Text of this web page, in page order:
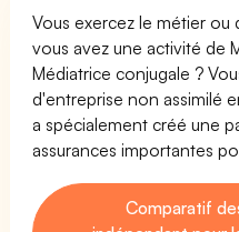
Vous exercez le métier
vous avez une activité de
Médiatrice conjugale ?
d'entreprise non assimilé
a spécialement créé une
assurances importantes
Comparatif